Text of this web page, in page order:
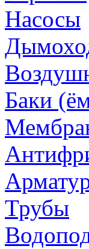
Насосы
Баки
Трубы